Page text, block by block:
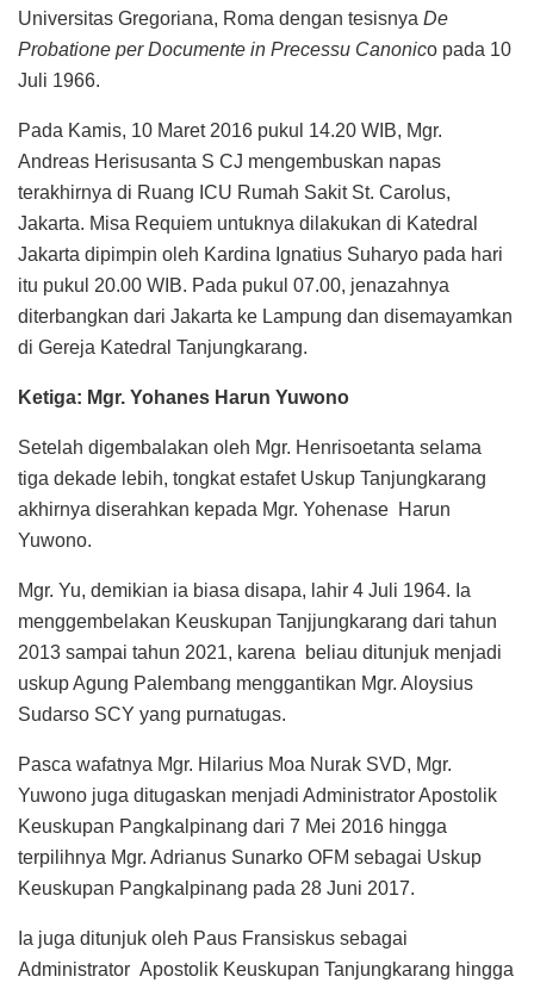
Universitas Gregoriana, Roma dengan tesisnya De
Probatione per Documente in Precessu Canonico pada 10
Juli 1966.
Pada Kamis, 10 Maret 2016 pukul 14.20 WIB, Mgr.
Andreas Herisusanta S CJ mengembuskan napas
terakhirnya di Ruang ICU Rumah Sakit St. Carolus,
Jakarta. Misa Requiem untuknya dilakukan di Katedral
Jakarta dipimpin oleh Kardina Ignatius Suharyo pada hari
itu pukul 20.00 WIB. Pada pukul 07.00, jenazahnya
diterbangkan dari Jakarta ke Lampung dan disemayamkan
di Gereja Katedral Tanjungkarang.
Ketiga: Mgr. Yohanes Harun Yuwono
Setelah digembalakan oleh Mgr. Henrisoetanta selama
tiga dekade lebih, tongkat estafet Uskup Tanjungkarang
akhirnya diserahkan kepada Mgr. Yohenase Harun
Yuwono.
Mgr. Yu, demikian ia biasa disapa, lahir 4 Juli 1964. Ia
menggembelakan Keuskupan Tanjjungkarang dari tahun
2013 sampai tahun 2021, karena beliau ditunjuk menjadi
uskup Agung Palembang menggantikan Mgr. Aloysius
Sudarso SCY yang purnatugas.
Pasca wafatnya Mgr. Hilarius Moa Nurak SVD, Mgr.
Yuwono juga ditugaskan menjadi Administrator Apostolik
Keuskupan Pangkalpinang dari 7 Mei 2016 hingga
terpilihnya Mgr. Adrianus Sunarko OFM sebagai Uskup
Keuskupan Pangkalpinang pada 28 Juni 2017.
Ia juga ditunjuk oleh Paus Fransiskus sebagai
Administrator Apostolik Keuskupan Tanjungkarang hingga